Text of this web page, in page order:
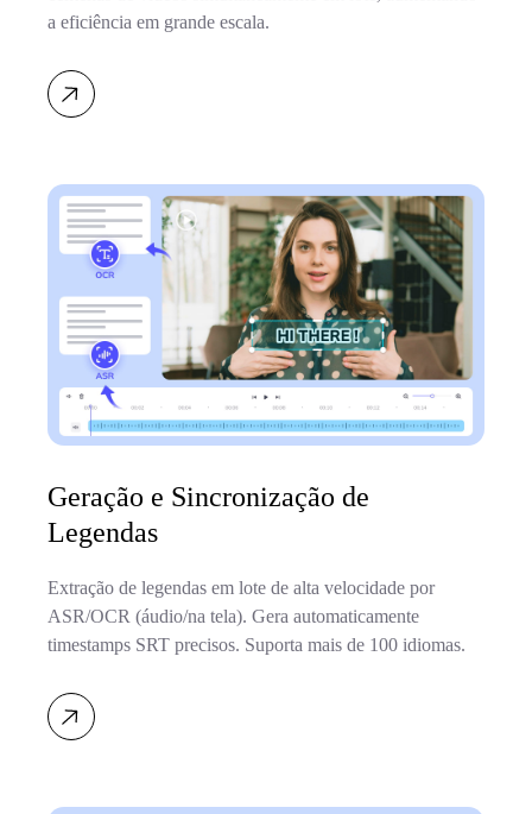
a eficiência em grande escala.
Geração e Sincronização de
Legendas
Extração de legendas em lote de alta velocidade por
ASR/OCR (áudio/na tela). Gera automaticamente
timestamps SRT precisos. Suporta mais de 100 idiomas.